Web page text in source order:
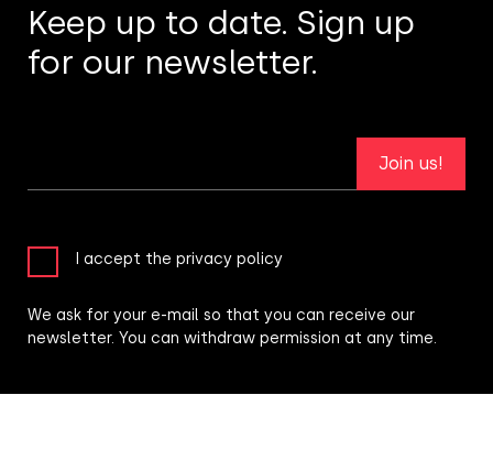
Keep up to date. Sign up
for our newsletter.
Join us!
I accept the privacy policy
We ask for your e-mail so that you can receive our
newsletter. You can withdraw permission at any time.